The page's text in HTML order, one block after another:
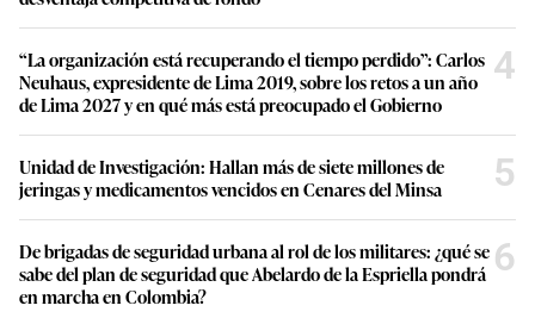
“La organización está recuperando el tiempo perdido”: Carlos
Neuhaus, expresidente de Lima 2019, sobre los retos a un año
de Lima 2027 y en qué más está preocupado el Gobierno
4
Unidad de Investigación: Hallan más de siete millones de
jeringas y medicamentos vencidos en Cenares del Minsa
5
De brigadas de seguridad urbana al rol de los militares: ¿qué se
sabe del plan de seguridad que Abelardo de la Espriella pondrá
en marcha en Colombia?
6